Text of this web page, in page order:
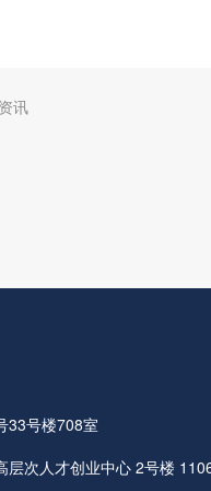
讯
33号楼708室
层次人才创业中心 2号楼